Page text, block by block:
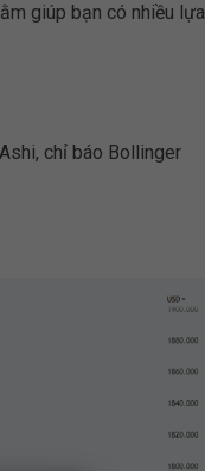
giúp bạn có nhiều lựa
chỉ báo Bollinger